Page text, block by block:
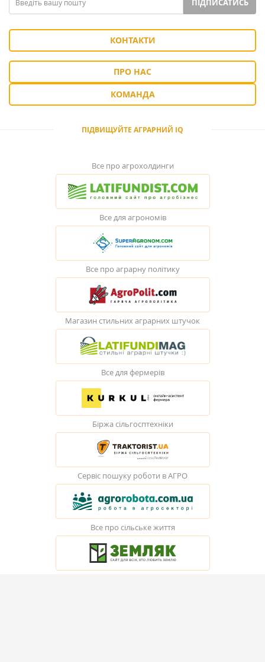
ПІДПИСАТИСЬ
КОНТАКТИ
ПРО НАС
КОМАНДА
ПІДВИЩУЙТЕ АГРАРНИЙ IQ
Все про агрохолдинги
Все для агрономів
Все про аграрну політику
Магазин стильних аграрних штучок
Все для фермерів
Біржа сільгосптехніки
Сервіс пошуку роботи в АГРО
Все про сільське життя